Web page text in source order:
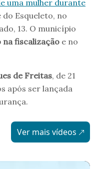
uma mulher durante
do Esqueleto, no
13. O município
na fiscalização e no
de Freitas, de 21
após ser lançada
Ver mais vídeos